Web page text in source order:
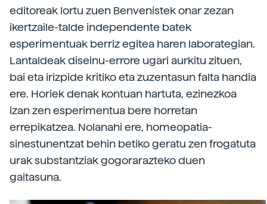
editoreak lortu zuen Benvenistek onar zezan
ikertzaile-talde independente batek
esperimentuak berriz egitea haren laborategian.
Lantaldeak diseinu-errore ugari aurkitu zituen,
bai eta irizpide kritiko eta zuzentasun falta handia
ere. Horiek denak kontuan hartuta, ezinezkoa
izan zen esperimentua bere horretan
errepikatzea. Nolanahi ere, homeopatia-
sinestunentzat behin betiko geratu zen frogatuta
urak substantziak gogorarazteko duen
gaitasuna.